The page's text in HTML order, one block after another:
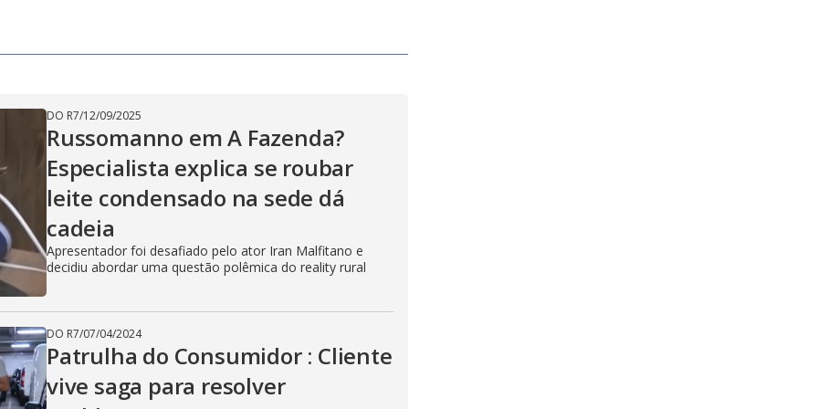
y
V
i
d
e
DO R7/12/09/2025
Russomanno em A Fazenda?
Especialista explica se roubar
leite condensado na sede dá
cadeia
Apresentador foi desafiado pelo ator Iran Malfitano e
decidiu abordar uma questão polêmica do reality rural
DO R7/07/04/2024
Patrulha do Consumidor : Cliente
vive saga para resolver